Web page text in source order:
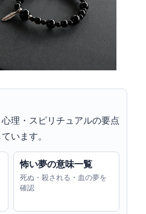
理・スピリチュアルの要点
います。
怖い夢の意味一覧
死ぬ・殺される・血の夢を
確認